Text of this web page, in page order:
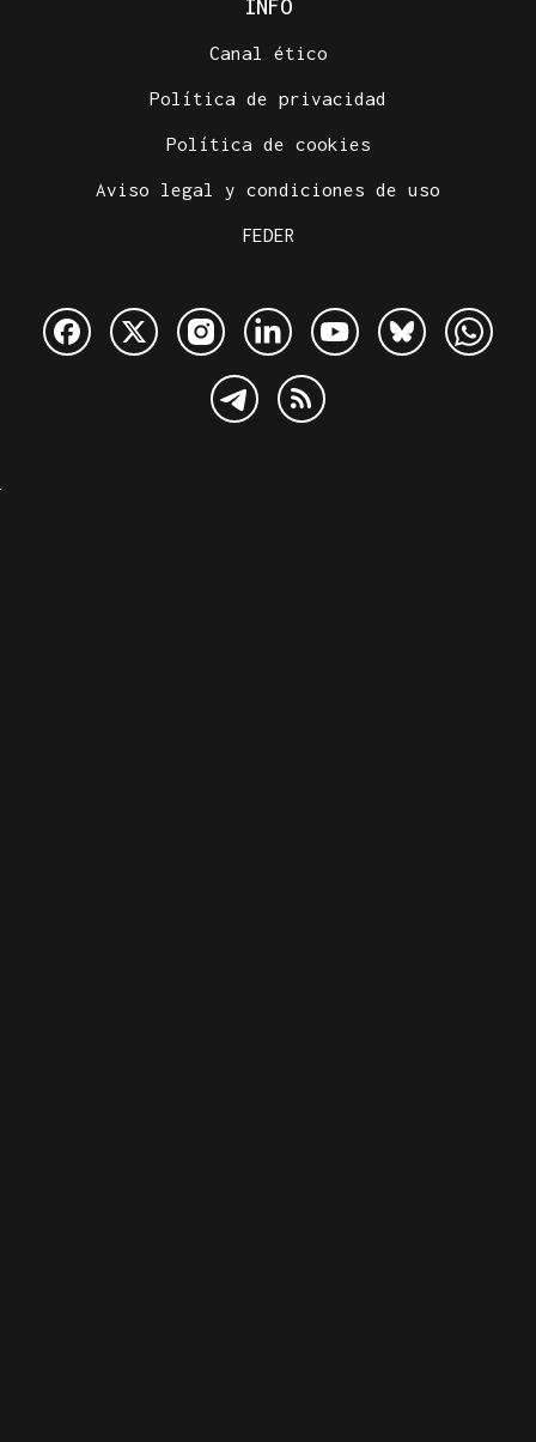
INFO
Canal ético
Política de privacidad
Política de cookies
Aviso legal y condiciones de uso
FEDER